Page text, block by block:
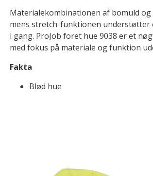
Materialekombinationen af bomuld
mens stretch-funktionen understøtter
i gang. ProJob foret hue 9038 er et
med fokus på materiale og funktion
Fakta
Blød hue